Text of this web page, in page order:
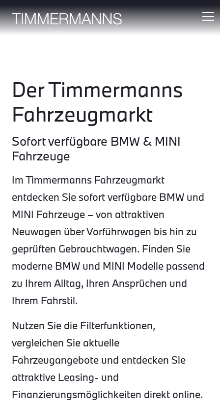
Der Timmermanns
Fahrzeugmarkt
Sofort verfügbare BMW & MINI
Fahrzeuge
Im Timmermanns Fahrzeugmarkt
entdecken Sie sofort verfügbare BMW und
MINI Fahrzeuge – von attraktiven
Neuwagen über Vorführwagen bis hin zu
geprüften Gebrauchtwagen. Finden Sie
moderne BMW und MINI Modelle passend
zu Ihrem Alltag, Ihren Ansprüchen und
Ihrem Fahrstil.
Nutzen Sie die Filterfunktionen,
vergleichen Sie aktuelle
Fahrzeugangebote und entdecken Sie
attraktive Leasing- und
Finanzierungsmöglichkeiten direkt online.